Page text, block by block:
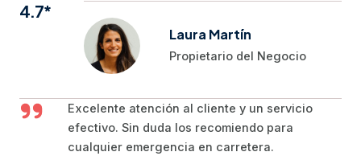
4.7*
Laura Martín
Propietario del Negocio
Excelente atención al cliente y un servicio
efectivo. Sin duda los recomiendo para
cualquier emergencia en carretera.